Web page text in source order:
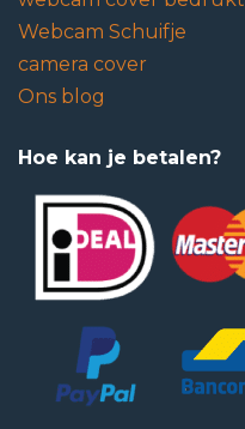
Webcam Schuifje
camera cover
Ons blog
Hoe kan je betalen?